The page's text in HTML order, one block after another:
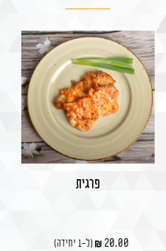
פרגית
20.00 (ל-1 יחידה)